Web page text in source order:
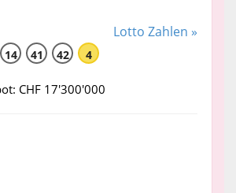
Lotto Zahlen »
14 41 42 4
CHF 17'300'000